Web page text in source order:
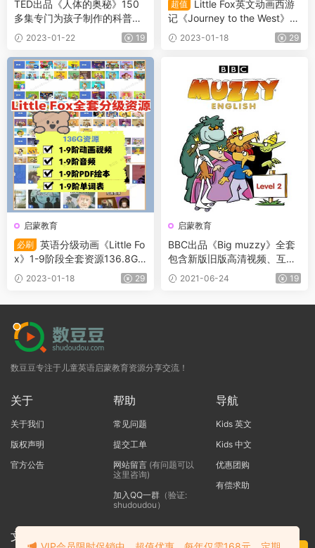
TED出品《人体的奥秘》150
多集专门为孩子制作的科普动
画短片
2023-01-22 19
超值
Little Fox英文动画西游
记《Journey to the West》10
8集全高清英字动画+音频+PD
F书籍+单词
2023-01-18 29
启蒙教育
必刷 英语分级动画《Little Fo
x》1-9阶段全套资源136.8G
（视频+音频+PDF+单词表）
2023-01-18 29
启蒙教育
BBC出品《Big muzzy》全套
包含新版旧版高清视频、互动
游戏软件、音频、教材、单词
卡等，儿童英语启蒙必备
2021-06-24 19
数豆豆专注于儿童英语启蒙教育资源分享交流！
关于
关于我们
版权声明
官方公告
帮助
常见问题
提交工单
网站留言(有问题可以
这里咨询)
加入QQ一群（验证:
shudoudou）
导航
Kids 英文
Kids 中文
优惠团购
有偿求助
文本标题